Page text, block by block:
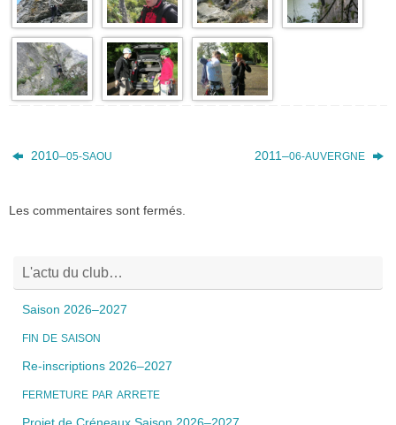
Fryer-08 Fryer-07 Fryer-06
2010–05-SAOU 2011–06-AUVERGNE
Les commentaires sont fermés.
L'actu du club…
Saison 2026–2027
FIN DE SAISON
Re-inscriptions 2026–2027
FERMETURE PAR ARRETE